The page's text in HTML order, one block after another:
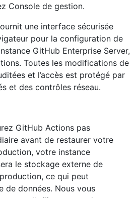
Console de gestion.
une interface sécurisée
pour la configuration de
GitHub Enterprise Server,
Toutes les modifications de
et l’accès est protégé par
et des contrôles réseau.
GitHub Actions pas
avant de restaurer votre
votre instance
le stockage externe de
ce qui peut
de données. Nous vous